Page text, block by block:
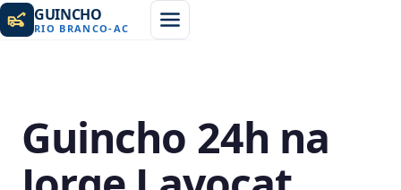
GUINCHO
RIO BRANCO-AC
Guincho 24h na